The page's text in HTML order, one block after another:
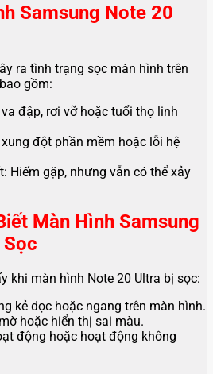
Samsung Note 20
ra tình trạng sọc màn hình trên
gồm:
đập, rơi vỡ hoặc tuổi thọ linh
đột phần mềm hoặc lỗi hệ
Hiếm gặp, nhưng vẫn có thể xảy
Màn Hình Samsung
khi màn hình Note 20 Ultra bị sọc:
kẻ dọc hoặc ngang trên màn hình.
hoặc hiển thị sai màu.
động hoặc hoạt động không